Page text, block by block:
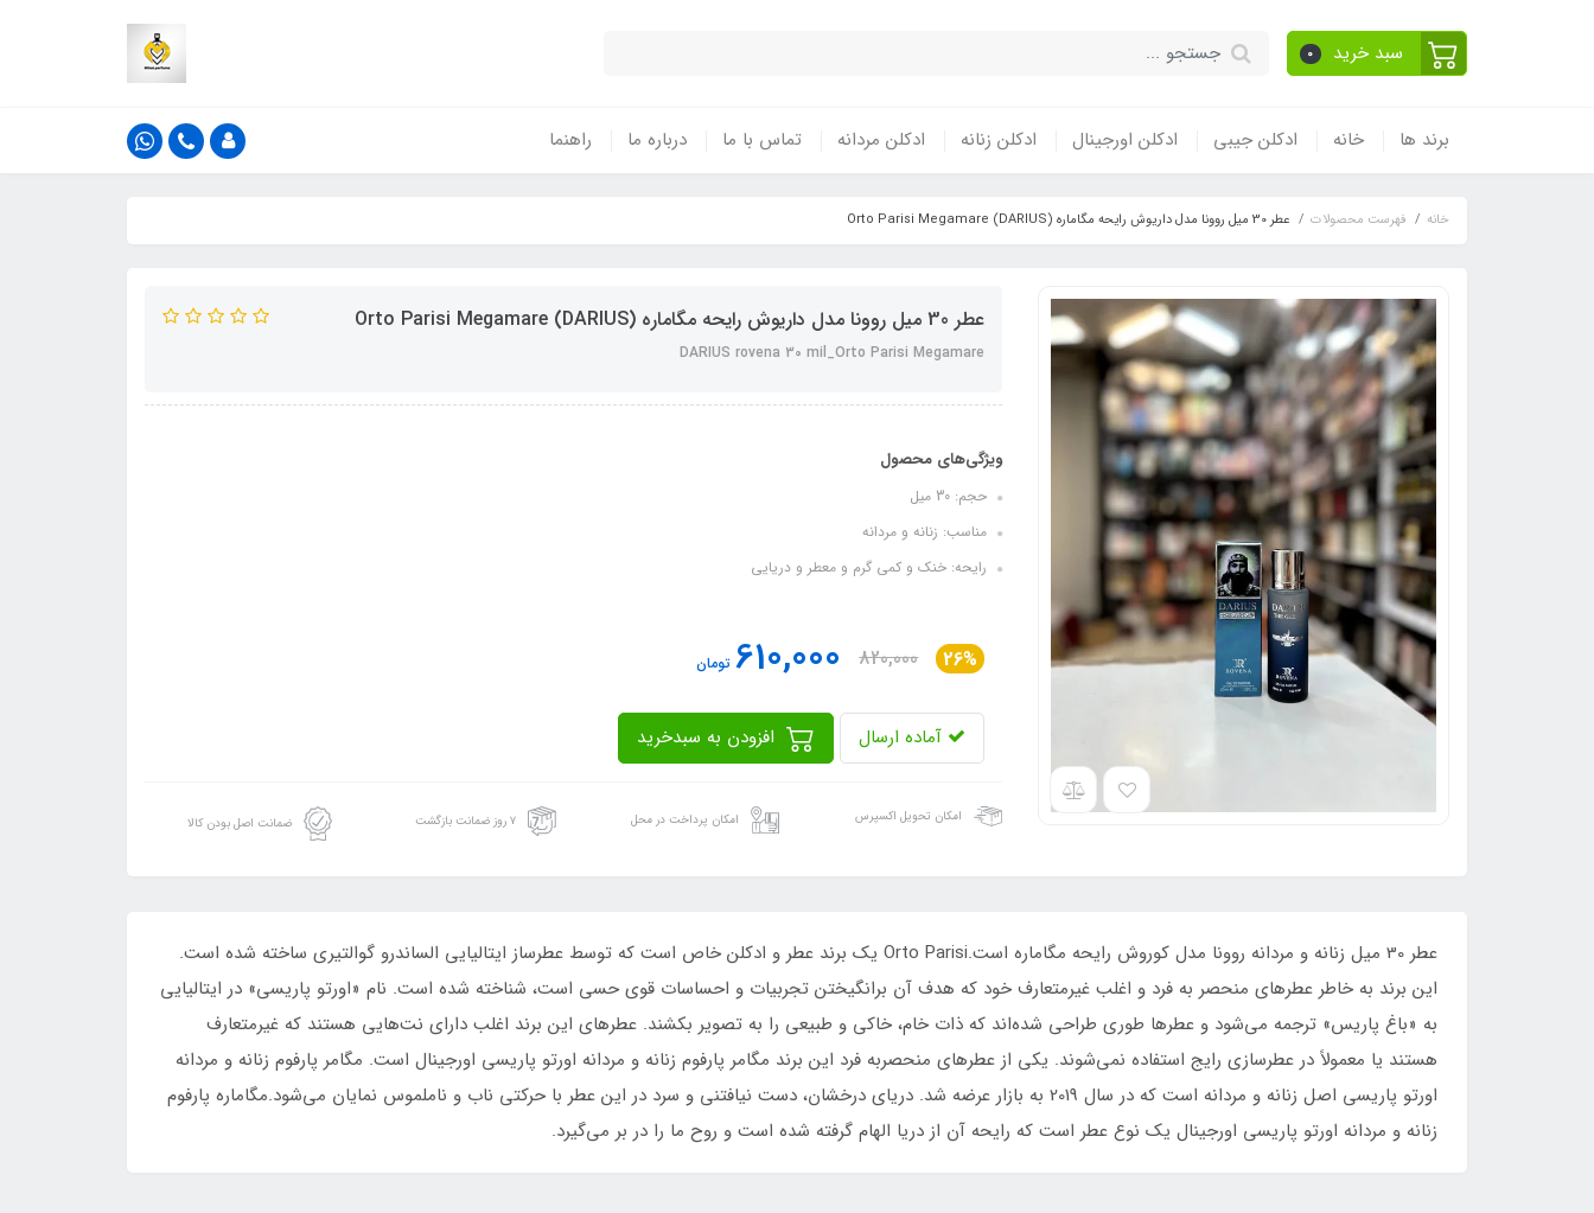
سبد خرید 0
برند ها خانه ادکلن جیبی ادکلن اورجینال ادکلن زنانه ادکلن مردانه تماس با ما درباره ما راهنما
خانه فهرست محصولات عطر 30 میل روونا مدل داریوش رایحه مگاماره (DARIUS) Orto Parisi Megamare
عطر 30 میل روونا مدل داریوش رایحه مگاماره (DARIUS) Orto Parisi Megamare
DARIUS rovena 30 mil_Orto Parisi Megamare
ویژگی‌های محصول
حجم: 30 میل
مناسب: زنانه و مردانه
رایحه: خنک و کمی گرم و معطر و دریایی
26%
820,000
610,000تومان
آماده ارسال
امکان تحویل اکسپرس امکان پرداخت در محل ۷ روز ضمانت بازگشت ضمانت اصل بودن کالا
عطر 30 میل زنانه و مردانه روونا مدل کوروش رایحه مگاماره است.Orto Parisi یک برند عطر و ادکلن خاص است که توسط عطرساز ایتالیایی الساندرو گوالتیری ساخته شده است.
این برند به خاطر عطرهای منحصر به فرد و اغلب غیرمتعارف خود که هدف آن برانگیختن تجربیات و احساسات قوی حسی است، شناخته شده است. نام «اورتو پاریسی» در ایتالیایی
به «باغ پاریس» ترجمه می‌شود و عطرها طوری طراحی شده‌اند که ذات خام، خاکی و طبیعی را به تصویر بکشند. عطرهای این برند اغلب دارای نت‌هایی هستند که غیرمتعارف
هستند یا معمولاً در عطرسازی رایج استفاده نمی‌شوند. یکی از عطرهای منحصربه فرد این برند مگامر پارفوم زنانه و مردانه اورتو پاریسی اورجینال است. مگامر پارفوم زنانه و مردانه
اورتو پاریسی اصل زنانه و مردانه است که در سال 2019 به بازار عرضه شد. دریای درخشان، دست نیافتنی و سرد در این عطر با حرکتی ناب و ناملموس نمایان می‌شود.مگاماره پارفوم
زنانه و مردانه اورتو پاریسی اورجینال یک نوع عطر است که رایحه آن از دریا الهام گرفته شده است و روح ما را در بر می‌گیرد.